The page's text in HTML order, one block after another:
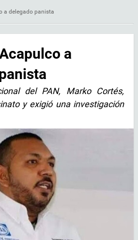
a delegado panista
a
del PAN, Marko Cortés,
y exigió una investigación